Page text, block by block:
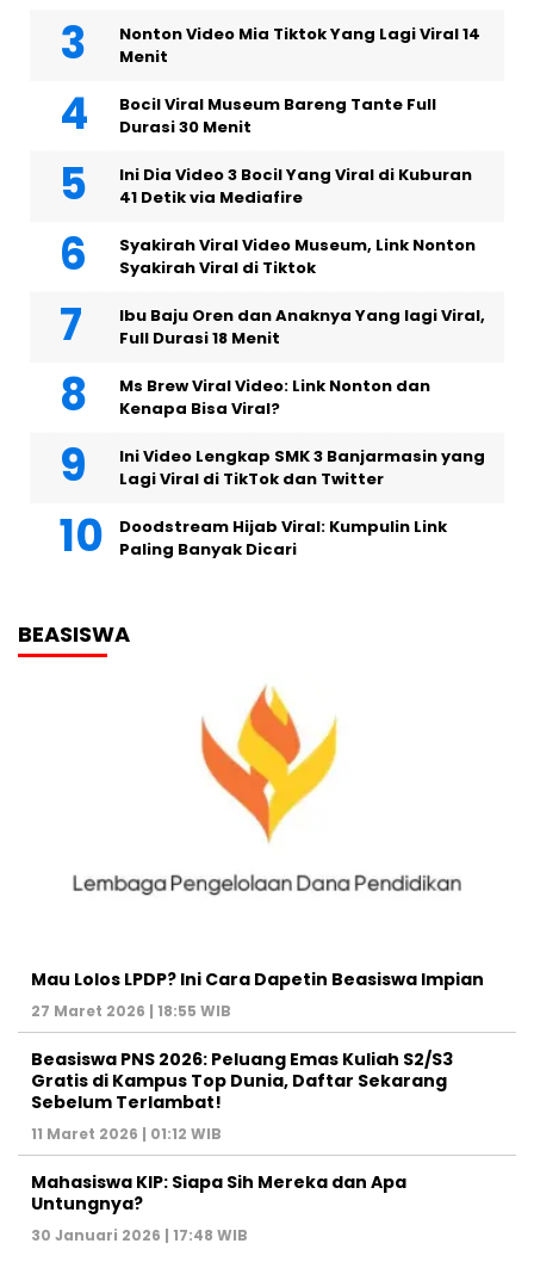
Nonton Video Mia Tiktok Yang Lagi Viral 14
Menit
Bocil Viral Museum Bareng Tante Full
Durasi 30 Menit
Ini Dia Video 3 Bocil Yang Viral di Kuburan
41 Detik via Mediafire
Syakirah Viral Video Museum, Link Nonton
Syakirah Viral di Tiktok
Ibu Baju Oren dan Anaknya Yang lagi Viral,
Full Durasi 18 Menit
Ms Brew Viral Video: Link Nonton dan
Kenapa Bisa Viral?
Ini Video Lengkap SMK 3 Banjarmasin yang
Lagi Viral di TikTok dan Twitter
Doodstream Hijab Viral: Kumpulin Link
Paling Banyak Dicari
BEASISWA
Mau Lolos LPDP? Ini Cara Dapetin Beasiswa Impian
27 Maret 2026 | 18:55 WIB
Beasiswa PNS 2026: Peluang Emas Kuliah S2/S3
Gratis di Kampus Top Dunia, Daftar Sekarang
Sebelum Terlambat!
11 Maret 2026 | 01:12 WIB
Mahasiswa KIP: Siapa Sih Mereka dan Apa
Untungnya?
30 Januari 2026 | 17:48 WIB